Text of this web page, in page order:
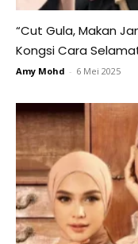
“Cut Gula, Makan
Kongsi Cara
Amy Mohd - 6 Mei 2025